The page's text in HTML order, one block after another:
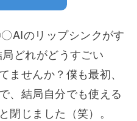
AIのリップシンクがす
どれがどうすごい
ませんか？僕も最初、
、結局自分でも使える
閉じました（笑）。